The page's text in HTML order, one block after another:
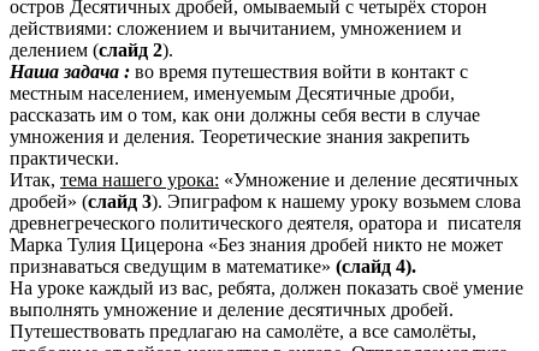
остров Десятичных дробей, омываемый с четырёх сторон
действиями: сложением и вычитанием, умножением и
делением (слайд 2).
Наша задача : во время путешествия войти в контакт с
местным населением, именуемым Десятичные дроби,
рассказать им о том, как они должны себя вести в случае
умножения и деления. Теоретические знания закрепить
практически.
Итак, тема нашего урока: «Умножение и деление десятичных
дробей» (слайд 3). Эпиграфом к нашему уроку возьмем слова
древнегреческого политического деятеля, оратора и писателя
Марка Тулия Цицерона «Без знания дробей никто не может
признаваться сведущим в математике» (слайд 4).
На уроке каждый из вас, ребята, должен показать своё умение
выполнять умножение и деление десятичных дробей.
Путешествовать предлагаю на самолёте, а все самолёты,